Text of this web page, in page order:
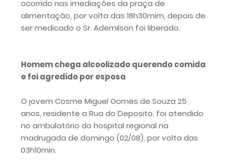
ocorrido nas imediações da praça de
alimentação, por volta das 18h30mim, depois de
ser medicado o Sr. Ademilson foi liberado.
Homem chega alcoolizado querendo comida
e foi agredido por esposa
O jovem Cosme Miguel Gomes de Souza 25
anos, residente a Rua do Deposito, foi atendido
no ambulatório do hospital regional na
madrugada de domingo (02/08), por volta das
03h10min.